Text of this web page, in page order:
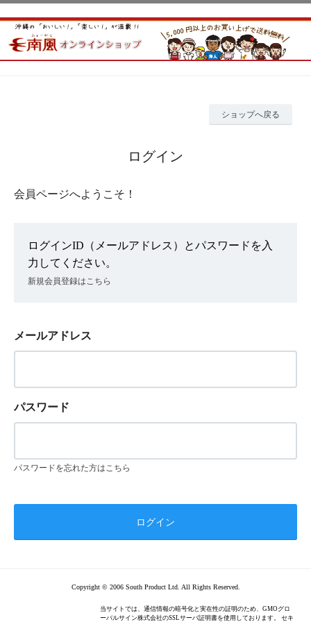
ショップへ戻る
ログイン
会員ページへようこそ！
ログインID（メールアドレス）とパスワードを入
力してください。
新規会員登録はこちら
メールアドレス
パスワード
パスワードを忘れた方はこちら
Copyright © 2006 South Product Ltd. All Rights Reserved.
当サイトでは、通信情報の暗号化と実在性の証明のため、GMOグロ
ーバルサイン株式会社のSSLサーバ証明書を使用しております。 セキ